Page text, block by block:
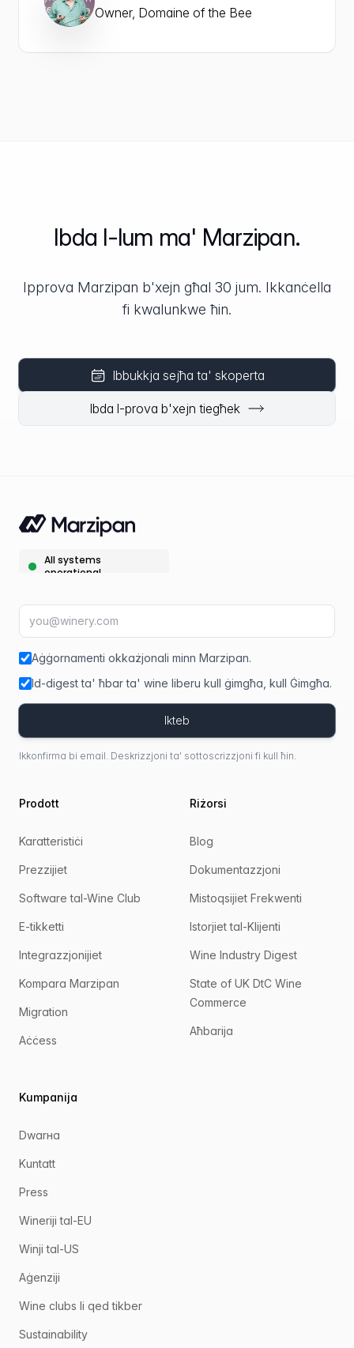
Owner, Domaine of the Bee
Ibda l-lum ma' Marzipan.
Ipprova Marzipan b'xejn għal 30 jum. Ikkanċella
fi kwalunkwe ħin.
Ibbukkja sejħa ta' skoperta
Ibda l-prova b'xejn tiegħek
Indirizz email
Aġġornamenti okkażjonali minn Marzipan.
Id-digest ta' ħbar ta' wine liberu kull ġimgħa, kull Ġimgħa.
Ikteb
Ikkonfirma bi email. Deskrizzjoni ta' sottoscrizzjoni fi kull ħin.
Prodott
Karatteristiċi
Prezzijiet
Software tal-Wine Club
E-tikketti
Integrazzjonijiet
Kompara Marzipan
Migration
Aċċess
Riżorsi
Blog
Dokumentazzjoni
Mistoqsijiet Frekwenti
Istorjiet tal-Klijenti
Wine Industry Digest
State of UK DtC Wine
Commerce
Aħbarija
Kumpanija
Dwarна
Kuntatt
Press
Wineriji tal-EU
Winji tal-US
Aġenziji
Wine clubs li qed tikber
Sustainability